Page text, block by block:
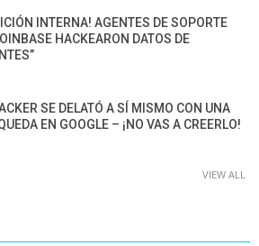
INTERNA! AGENTES DE SOPORTE
HACKEARON DATOS DE
SE DELATÓ A SÍ MISMO CON UNA
EN GOOGLE – ¡NO VAS A CREERLO!
VIEW ALL